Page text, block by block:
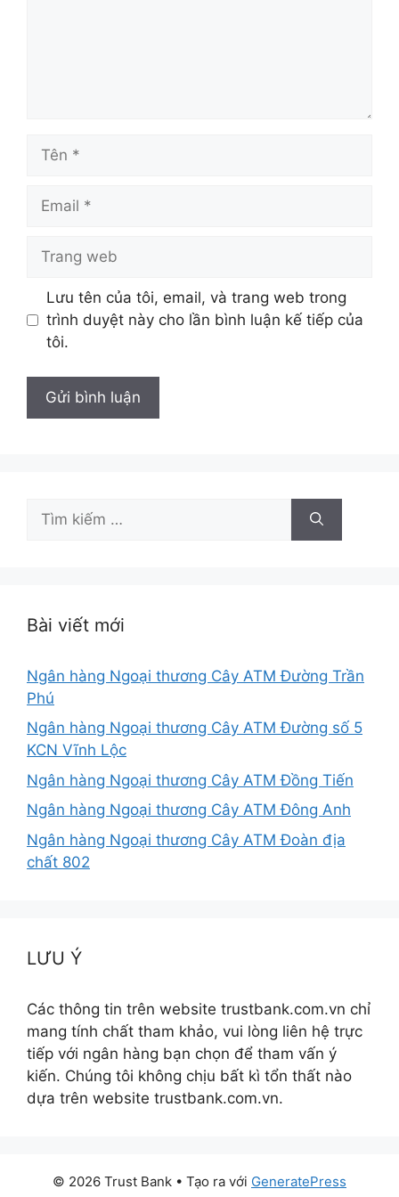
Tên
Email
Trang
Lưu tên của tôi, email, và trang web trong
trình duyệt này cho lần bình luận kế tiếp của
tôi.
Tìm
kiếm
Bài viết mới
Ngân hàng Ngoại thương Cây ATM Đường Trần
Phú
Ngân hàng Ngoại thương Cây ATM Đường số 5
KCN Vĩnh Lộc
Ngân hàng Ngoại thương Cây ATM Đồng Tiến
Ngân hàng Ngoại thương Cây ATM Đông Anh
Ngân hàng Ngoại thương Cây ATM Đoàn địa
chất 802
LƯU Ý
Các thông tin trên website trustbank.com.vn chỉ
mang tính chất tham khảo, vui lòng liên hệ trực
tiếp với ngân hàng bạn chọn để tham vấn ý
kiến. Chúng tôi không chịu bất kì tổn thất nào
dựa trên website trustbank.com.vn.
© 2026 Trust Bank • Tạo ra với GeneratePress